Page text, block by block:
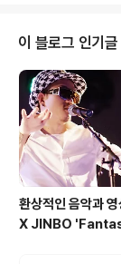
미스로 조금 크게 샀거
운 물로 세탁을 해보
고 나니 청바지가 뽀송
까요? 청바지를 말릴
향하게 말려줘야 한다
랍니다. 청바지가 다 마
이 블로그 인기글
환상적인 음악과
X JINBO